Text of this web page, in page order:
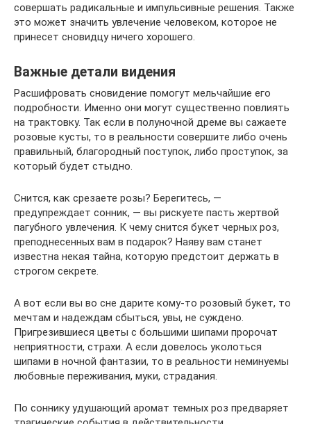
совершать радикальные и импульсивные решения. Также
это может значить увлечение человеком, которое не
принесет сновидцу ничего хорошего.
Важные детали видения
Расшифровать сновидение помогут мельчайшие его
подробности. Именно они могут существенно повлиять
на трактовку. Так если в полуночной дреме вы сажаете
розовые кусты, то в реальности совершите либо очень
правильный, благородный поступок, либо проступок, за
который будет стыдно.
Снится, как срезаете розы? Берегитесь, —
предупреждает сонник, — вы рискуете пасть жертвой
пагубного увлечения. К чему снится букет черных роз,
преподнесенных вам в подарок? Наяву вам станет
известна некая тайна, которую предстоит держать в
строгом секрете.
А вот если вы во сне дарите кому-то розовый букет, то
мечтам и надеждам сбыться, увы, не суждено.
Пригрезившиеся цветы с большими шипами пророчат
неприятности, страхи. А если довелось уколоться
шипами в ночной фантазии, то в реальности неминуемы
любовные переживания, муки, страдания.
По соннику удушающий аромат темных роз предваряет